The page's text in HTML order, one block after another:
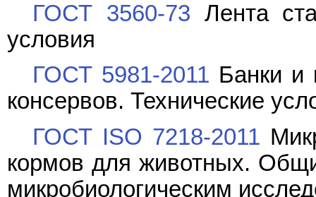
ГОСТ 3560-73 Лента
условия
ГОСТ 5981-2011 Банки и
консервов. Технические
ГОСТ ISO 7218-2011
кормов для животных.
микробиологическим